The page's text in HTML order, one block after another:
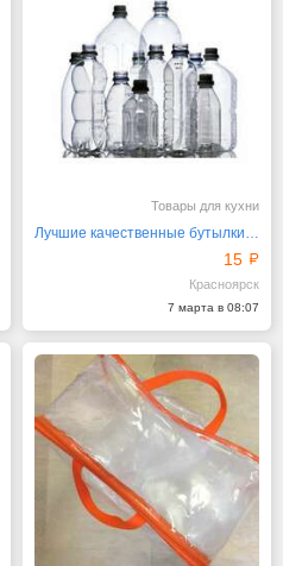
Товары для кухни
Лучшие качественные бутылки ПЭТ ждут вас!
15
Красноярск
7 марта в 08:07